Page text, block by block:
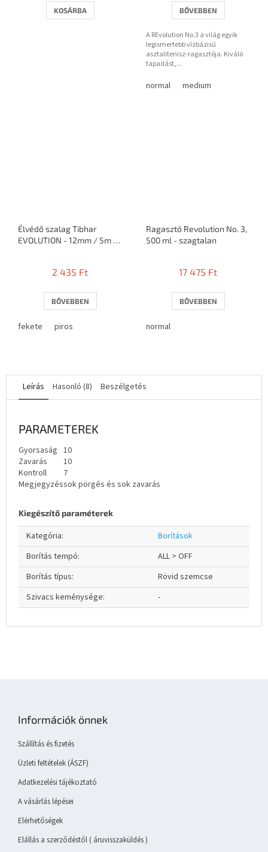
KOSÁRBA BŐVEBBEN
A REvolution No.3 a világ egyik
legismertebb vízbázisú
asztalitenisz-ragasztója. Kiváló
tapadást,...
normal medium
Élvédő szalag Tibhar
EVOLUTION - 12mm / 5m =
2 435 Ft
BŐVEBBEN
fekete piros
Ragasztó Revolution No. 3,
500 ml - szagtalan
17 475 Ft
BŐVEBBEN
normal
Leírás Hasonló (8) Beszélgetés
PARAMETEREK
Gyorsaság 10
Zavarás
10
Kontroll
7
Megjegyzéssok pörgés és sok zavarás
Kiegészítő paraméterek
Kategória:
Borítások
Borítás tempó:
ALL > OFF
Borítás típus:
Rövid szemcse
Szivacs keménysége: -
Információk önnek
Szállítás és fizetés
Üzleti feltételek (ÁSZF)
Adatkezelési tájékoztató
A vásárlás lépései
Elérhetőségek
Elállás a szerződéstől ( áruvisszaküldés )